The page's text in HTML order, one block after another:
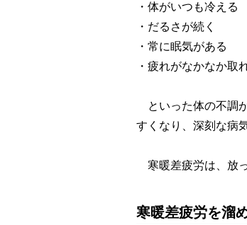
・体がいつも冷える
・だるさが続く
・常に眠気がある
・疲れがなかなか取
といった体の不調
すくなり、深刻な病
寒暖差疲労は、放
寒暖差疲労を溜